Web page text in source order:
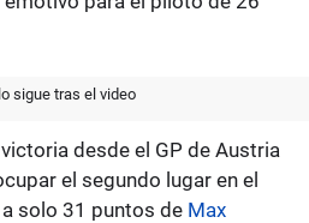
sigue tras el video
desde el GP de Austria
el segundo lugar en el
solo 31 puntos de Max